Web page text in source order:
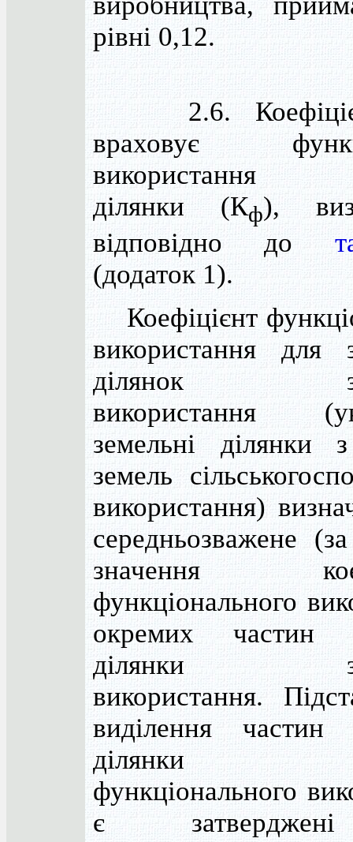
рівні 0,12.
2.6.
враховує
використання
ділянки (Кф),
відповідно до
(додаток 1).
Коефіцієнт
використання для
ділянок
використання
земельні ділянки
земель
використання)
середньозважене
значення
функціонального
окремих частин
ділянки
використання.
виділення частин
ділянки
функціонального
є